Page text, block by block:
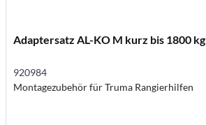
Adaptersatz AL-KO M kurz bis 1800 kg
920984
Montagezubehör für Truma Rangierhilfen